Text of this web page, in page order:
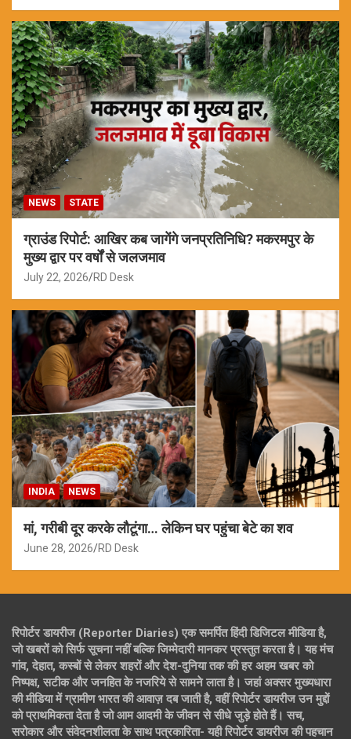
NEWS STATE
ग्राउंड रिपोर्ट: आखिर कब जागेंगे जनप्रतिनिधि? मकरमपुर के
मुख्य द्वार पर वर्षों से जलजमाव
July 22, 2026 RD Desk
INDIA NEWS
मां, गरीबी दूर करके लौटूंगा… लेकिन घर पहुंचा बेटे का शव
June 28, 2026 RD Desk
रिपोर्टर डायरीज (Reporter Diaries) एक समर्पित हिंदी डिजिटल मीडिया है,
जो खबरों को सिर्फ सूचना नहीं बल्कि जिम्मेदारी मानकर प्रस्तुत करता है। यह मंच
गांव, देहात, कस्बों से लेकर शहरों और देश-दुनिया तक की हर अहम खबर को
निष्पक्ष, सटीक और जनहित के नजरिये से सामने लाता है। जहां अक्सर मुख्यधारा
की मीडिया में ग्रामीण भारत की आवाज़ दब जाती है, वहीं रिपोर्टर डायरीज उन मुद्दों
को प्राथमिकता देता है जो आम आदमी के जीवन से सीधे जुड़े होते हैं। सच,
सरोकार और संवेदनशीलता के साथ पत्रकारिता- यही रिपोर्टर डायरीज की पहचान